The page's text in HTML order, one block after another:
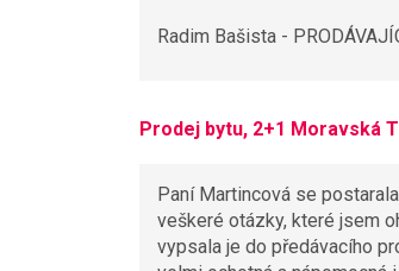
Radim Bašista -
Prodej bytu, 2+1 Moravská
Paní Martincová se
veškeré otázky, které jsem
vypsala je do předávacího